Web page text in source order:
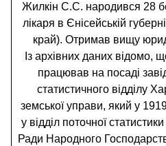
Жилкін С.С. народився 28
лікаря в Єнісейській
край). Отримав вищу
Із архівних даних відомо,
працював на посаді
статистичного відділу
земської управи, який у
у відділ поточної
Ради Народного